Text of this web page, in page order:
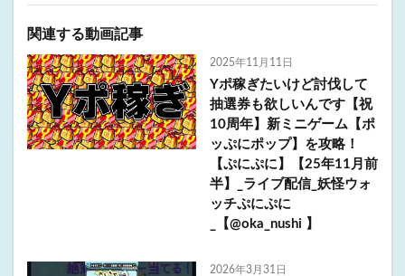
関連する動画記事
2025年11月11日
Yポ稼ぎたいけど討伐して
抽選券も欲しいんです【祝
10周年】新ミニゲーム【ポ
ッぷにポップ】を攻略！
【ぷにぷに】【25年11月前
半】_ライブ配信_妖怪ウォ
ッチぷにぷに
_【@oka_nushi 】
2026年3月31日